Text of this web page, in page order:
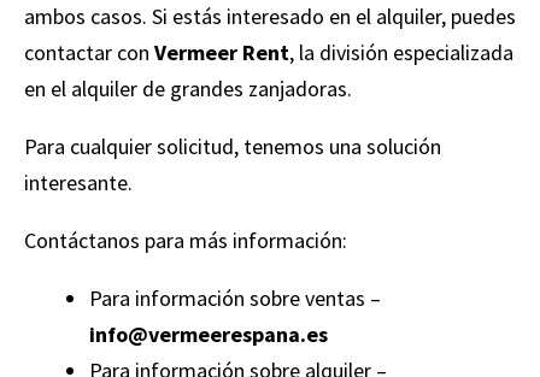
ambos casos. Si estás interesado en el alquiler, puedes
contactar con Vermeer Rent, la división especializada
en el alquiler de grandes zanjadoras.
Para cualquier solicitud, tenemos una solución
interesante.
Contáctanos para más información:
Para información sobre ventas –
info@vermeerespana.es
Para información sobre alquiler –